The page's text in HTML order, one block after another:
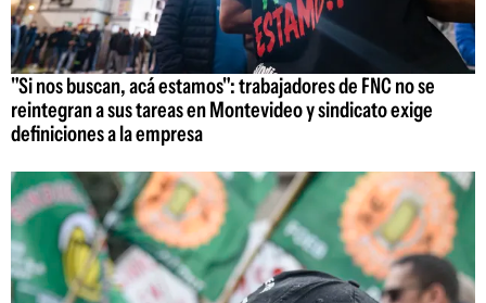
"Si nos buscan, acá estamos": trabajadores de FNC no se
reintegran a sus tareas en Montevideo y sindicato exige
definiciones a la empresa